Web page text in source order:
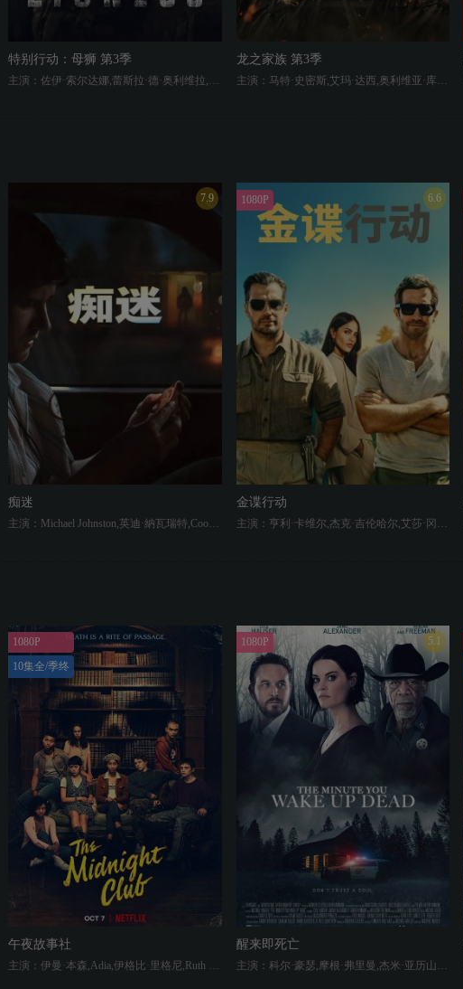
特别行动：母狮 第3季
主演：佐伊·索尔达娜,蕾斯拉·德·奥利维拉,戴夫·安纳布尔,吉尔·瓦格纳,拉莫尼卡·加勒特,詹姆斯·乔丹,珍尼希斯·罗德里格兹,迈克尔·凯利
龙之家族 第3季
主演：马特·史密斯,艾玛·达西,奥利维亚·库克,史蒂夫·图森特,瑞斯·伊凡斯,法比安·弗兰克尔,伊万·米切尔,汤姆·格林-卡尼
7.9
痴迷
主演：Michael Johnston,英迪·納瓦瑞特,Cooper Tomlinson,Megan Lawless,安迪·里克特,Haley Fitzgerald,Darin Toonder,Anthony Pavone
1080P 6.6
金谍行动
1080P
10集全/季终
午夜故事社
主演：伊曼·本森,Adia,伊格比·里格尼,Ruth Codd,Aya Furukawa,Annarah Cymone,William Chris Sumpter,Sauriyan Sapkota,扎克·吉尔福德,希瑟·兰根坎普,马特·比德尔,萨曼塔·斯洛扬,森田友希,Ranjit Samra,Virginia Penney,George Haralabopoulos,罗伯特·朗斯特里特,威廉·B·戴维斯,克里斯塔尔·巴林特,艾米莉·皮格福德,拉森·汤普森,贾斯汀·德里克森,Jennifer Harris,莎琳·费迪南德,玛莉·格雷斯·贝克尔
1080P 5.1
醒来即死亡
主演：科尔·豪瑟,摩根·弗里曼,杰米·亚历山大,安德鲁 史蒂文斯,达伦·曼恩,本·范德梅,肯尼斯·法玛尔,托尼·德米尔,Liann Pattison,David Dahlgren,Dee Lucroy Dempsey,James Harlon Palmer